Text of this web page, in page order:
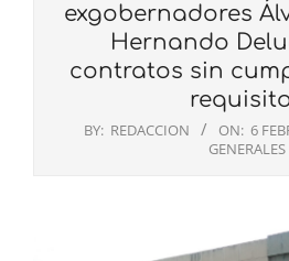
exgobernadores
Hernando
contratos sin
BY: REDACCION ON: 6
GENERALES